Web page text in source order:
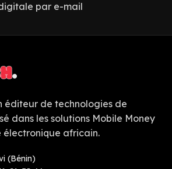
par e-mail
éditeur de technologies de
dans les solutions Mobile Money
électronique africain.
(Bénin)